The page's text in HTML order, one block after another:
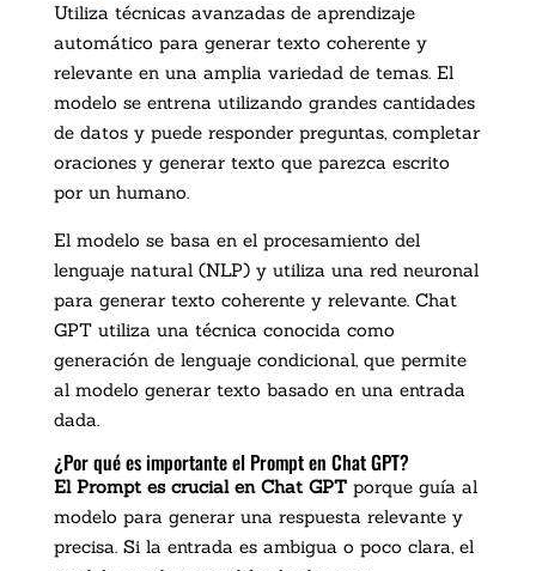
Utiliza técnicas avanzadas de aprendizaje
automático para generar texto coherente y
relevante en una amplia variedad de temas. El
modelo se entrena utilizando grandes cantidades
de datos y puede responder preguntas, completar
oraciones y generar texto que parezca escrito
por un humano.
El modelo se basa en el procesamiento del
lenguaje natural (NLP) y utiliza una red neuronal
para generar texto coherente y relevante. Chat
GPT utiliza una técnica conocida como
generación de lenguaje condicional, que permite
al modelo generar texto basado en una entrada
dada.
¿Por qué es importante el Prompt en Chat GPT?
El Prompt es crucial en Chat GPTporque guía al
modelo para generar una respuesta relevante y
precisa. Si la entrada es ambigua o poco clara, el